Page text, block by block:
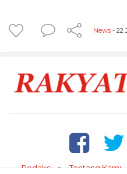
News - 22
Redaksi Tentang Kami